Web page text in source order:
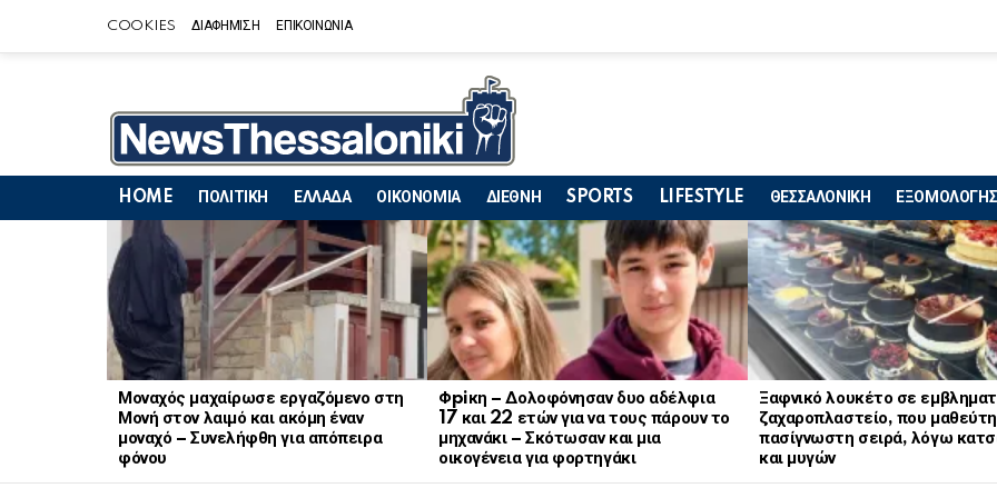
COOKIES ΔΙΑΦΗΜΙΣΗ ΕΠΙΚΟΙΝΩΝΙΑ
HOME ΠΟΛΙΤΙΚΗ ΕΛΛΑΔΑ ΟΙΚΟΝΟΜΙΑ ΔΙΕΘΝΗ SPORTS LIFESTYLE ΘΕΣΣΑΛΟΝΙΚΗ
LATEST
STORIES
Μοναχός μαχαίρωσε εργαζόμενο στη
Μονή στον λαιμό και ακόμη έναν
μοναχό – Συνελήφθη για απόπειρα
φόνου
Φpiκη – Δολοφόνησαν δυο αδέλφια
17 και 22 ετών για να τους πάρουν το
μηχανάκι – Σκότωσαν και μια
οικογένεια για φορτηγάκι
Ξαφνικό λουκέτο σε
ζαχαροπλαστείο, που
πασίγνωστη σειρά, λόγω
και μυγών